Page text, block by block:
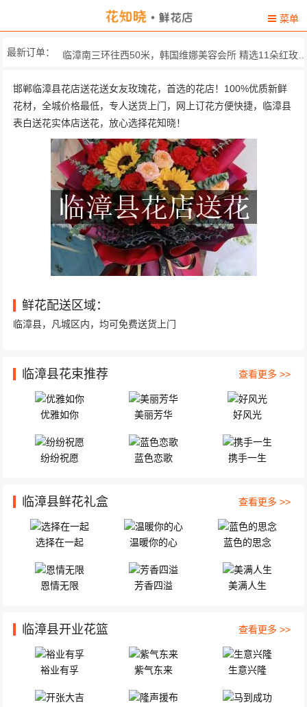
菜单
最新订单：
夜都花园皇家影视 精品红玫瑰19枝,搭配黄英...
柏鹤集娃娃亲亲（奶粉店） 33朵精选红玫瑰，搭配顶...
临漳县锦江新城 11朵极品红玫瑰，3朵百合...
781河北省邯郸市临漳县 花材料]，红玫瑰，巴西叶...
北环保障房小区 精选11朵红玫瑰，搭配黄...
邯郸临漳县花店送花送女友玫瑰花，首选的花店！100%优质新鲜
花材，全城价格最低，专人送货上门，网上订花方便快捷，临漳县
表白送花实体店送花，放心选择花知晓！
鲜花配送区域：
临漳县，凡城区内，均可免费送货上门
临漳县花束推荐 查看更多 >>
优雅如你 美丽芳华 好风光
纷纷祝愿 蓝色恋歌 携手一生
临漳县鲜花礼盒 查看更多 >>
选择在一起 温暖你的心 蓝色的思念
恩情无限 芳香四溢 美满人生
临漳县开业花篮 查看更多 >>
裕业有孚 紫气东来 生意兴隆